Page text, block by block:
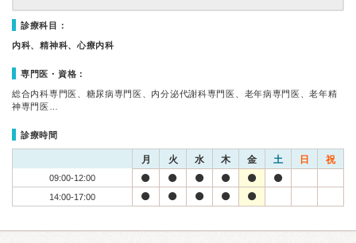
診療科目：
内科、精神科、心療内科
専門医・資格：
総合内科専門医、糖尿病専門医、内分泌代謝科専門医、老年病専門医、老年精
神専門医…
診療時間
月 火 水 木 金 土 日 祝
09:00-12:00
14:00-17:00